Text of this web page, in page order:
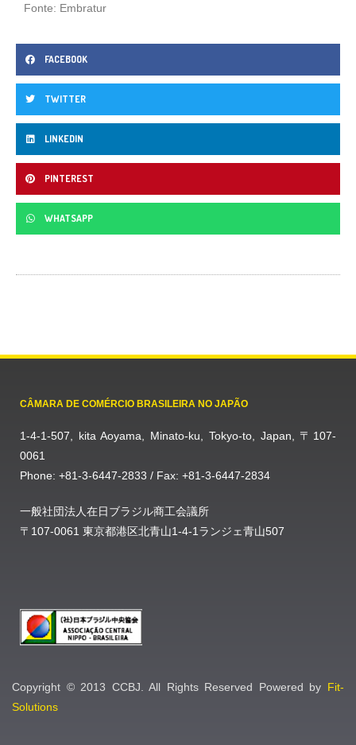
Fonte: Embratur
FACEBOOK
TWITTER
LINKEDIN
PINTEREST
WHATSAPP
CÂMARA DE COMÉRCIO BRASILEIRA NO JAPÃO
1-4-1-507, kita Aoyama, Minato-ku, Tokyo-to, Japan, 〒107-
0061
Phone: +81-3-6447-2833 / Fax: +81-3-6447-2834
一般社団法人在日ブラジル商工会議所
〒107-0061 東京都港区北青山1-4-1ランジェ青山507
Copyright © 2013 CCBJ. All Rights Reserved Powered by Fit-
Solutions